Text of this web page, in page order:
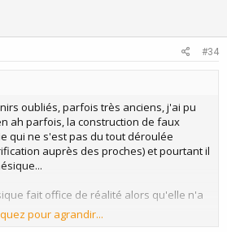
t
v
#34
oubliés, parfois très anciens, j'ai pu
ah parfois, la construction de faux
qui ne s'est pas du tout déroulée
auprès des proches) et pourtant il
fait office de réalité alors qu'elle n'a
symptomatique)
pour agrandir...